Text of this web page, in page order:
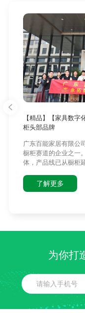
【精品】【家具数
柜头部品牌
广东百能家居有限公
橱柜赛道的企业之一
体，产品线已从橱柜
了解更多
为你打